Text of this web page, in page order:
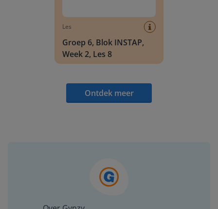
Les
Groep 6, Blok INSTAP,
Week 2, Les 8
Ontdek meer